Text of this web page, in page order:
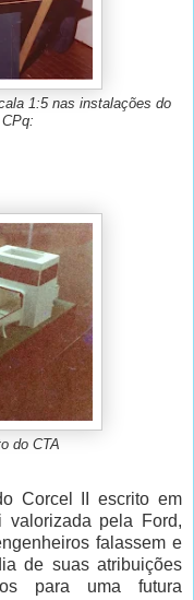
1:5 nas instalações do
do CTA
Corcel II escrito em
pela Ford,
falassem e
de suas atribuições
para uma futura